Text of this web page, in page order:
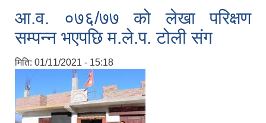
आ.व. ०७६/७७ को लेखा परिक्षण
सम्पन्न भएपछि म.ले.प. टोली संग
मिति: 01/11/2021 - 15:18